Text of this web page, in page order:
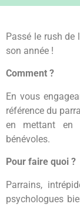
Passé le rush de
son année !
Comment ?
En vous
référence du
en mettant en
bénévoles.
Pour faire quoi ?
Parrains,
psychologues